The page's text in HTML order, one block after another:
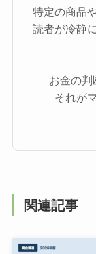
特定の商品
読者が冷静
お金の判
それが
関連記事